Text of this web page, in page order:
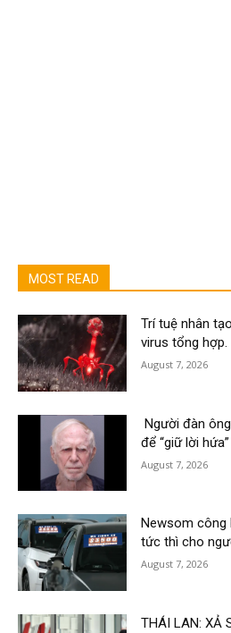
MOST READ
Trí tuệ nhân
virus tổng hợp.
August 7, 2026
Người đàn
để “giữ lời hứa”
August 7, 2026
Newsom
tức thì cho
August 7, 2026
THÁI LAN: XẢ